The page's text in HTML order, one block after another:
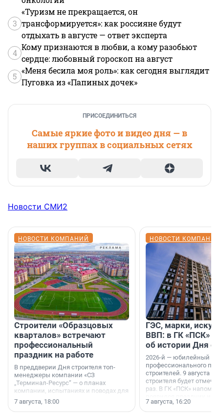
3
«Туризм не прекращается, он
трансформируется»: как россияне будут
отдыхать в августе — ответ эксперта
4
Кому признаются в любви, а кому разобьют
сердце: любовный гороскоп на август
5
«Меня бесила моя роль»: как сегодня выглядит
Пуговка из «Папиных дочек»
ПРИСОЕДИНИТЬСЯ
Самые яркие фото и видео дня — в
наших группах в социальных сетях
Новости СМИ2
НОВОСТИ КОМПАНИЙ
Строители «Образцовых
кварталов» встречают
профессиональный
праздник на работе
В преддверии Дня строителя топ-
менеджеры компании «СЗ
„Терминал-Ресурс“ — о планах
компании, испытаниях и поводах для
осторожного оптимизма.
7 августа, 18:00
НОВОСТИ
ГЭС, марки,
ВВП: в ГК «ПСК»
об истории Дня
2026-й — юбилейный
профессионального
строителей. 9 августа
строителя будет
раз. В ГК «ПСК»
поменялась роль
7 августа, 16:20